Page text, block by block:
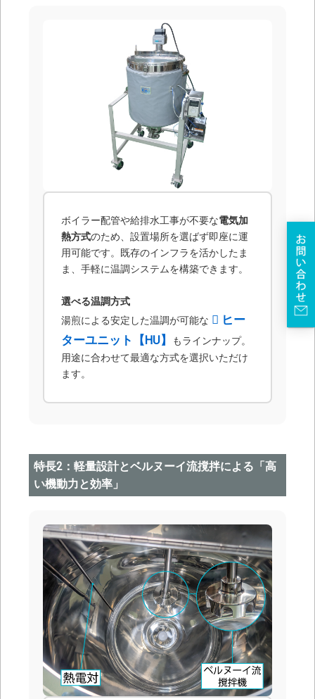
ボイラー配管や給排水工事が不要な電気加
熱方式のため、設置場所を選ばず即座に運
用可能です。既存のインフラを活かしたま
ま、手軽に温調システムを構築できます。
選べる温調方式
湯煎による安定した温調が可能な
ヒー
ターユニット【HU】
もラインナップ。
用途に合わせて最適な方式を選択いただけ
ます。
特長2：軽量設計とベルヌーイ流撹拌による「高
い機動力と効率」